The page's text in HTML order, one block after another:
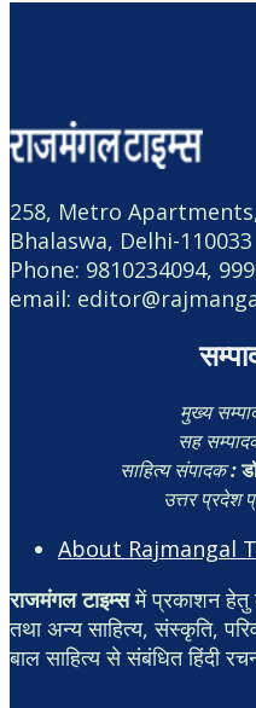
258, Metro
Bhalaswa, Delhi-110033
Phone: 9810234094,
email:
मुख्य
सह
साहित्य संपादक:
उत्तर प्रदेश
About Rajmangal
राजमंगल टाइम्समें प्रकाशन हेतु
तथा अन्य साहित्य, संस्कृति,
बाल साहित्य से संबंधित हिंदी